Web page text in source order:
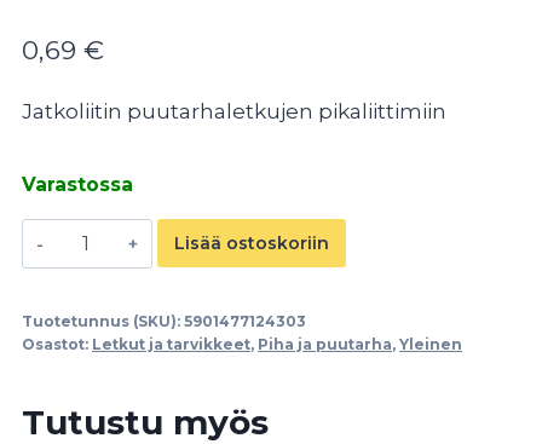
0,69 €
Jatkoliitin puutarhaletkujen pikaliittimiin
Varastossa
Jatkoliitin
määrä
Lisää ostoskoriin
Tuotetunnus (SKU): 5901477124303
Osastot: Letkut ja tarvikkeet, Piha ja puutarha, Yleinen
Tutustu myös